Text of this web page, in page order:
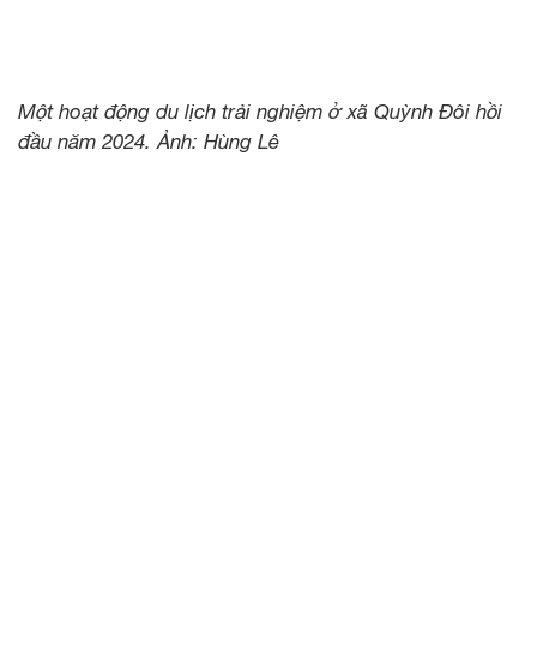
Một hoạt động du lịch trải nghiệm ở xã Quỳnh Đôi hồi
đầu năm 2024. Ảnh: Hùng Lê